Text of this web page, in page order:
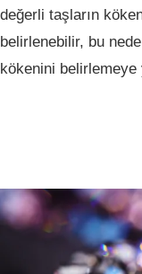
değerli taşların
belirlenebilir, bu
kökenini belirlemeye